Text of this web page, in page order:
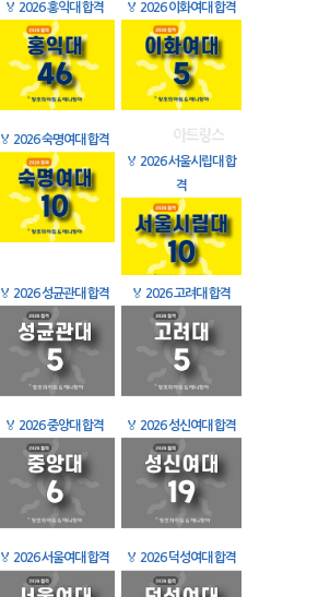
🏅 2026 홍익대 합격 🏅 2026 이화여대 합격
🏅 2026 숙명여대 합격
🏅 2026 서울시립대 합
격
🏅 2026 성균관대 합격 🏅 2026 고려대 합격
🏅 2026 중앙대 합격 🏅 2026 성신여대 합격
🏅 2026 서울여대 합격 🏅 2026 덕성여대 합격